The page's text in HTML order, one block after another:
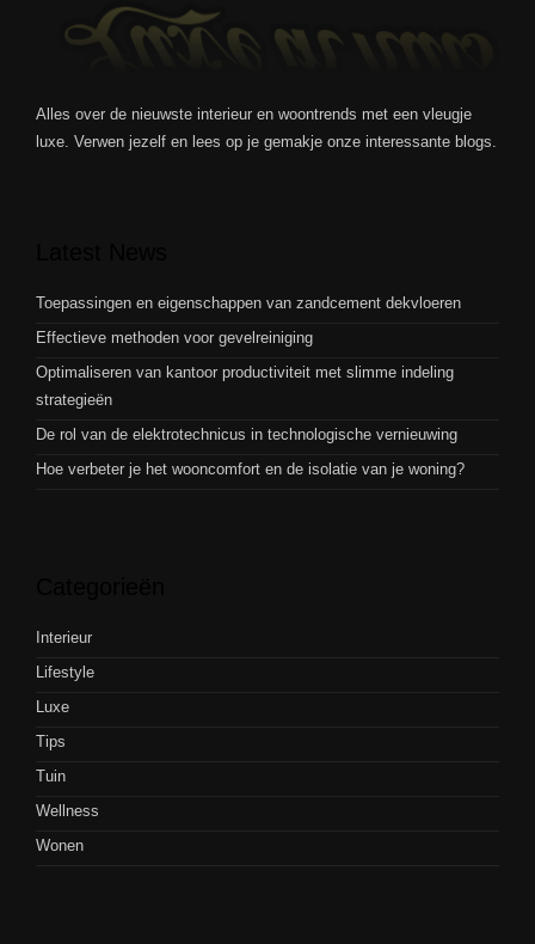
Alles over de nieuwste interieur en woontrends met een vleugje
luxe. Verwen jezelf en lees op je gemakje onze interessante blogs.
Toepassingen en eigenschappen van zandcement dekvloeren
Effectieve methoden voor gevelreiniging
Optimaliseren van kantoor productiviteit met slimme indeling
strategieën
De rol van de elektrotechnicus in technologische vernieuwing
Hoe verbeter je het wooncomfort en de isolatie van je woning?
Interieur
Lifestyle
Luxe
Tips
Tuin
Wellness
Wonen